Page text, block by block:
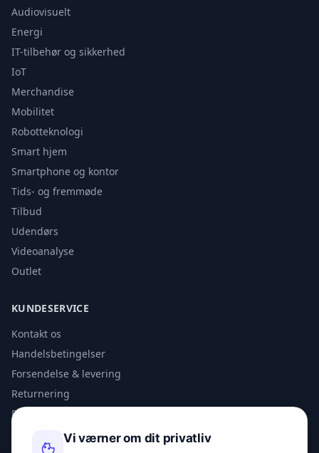
Audiovisuelt
Energi
IT-tilbehør og sikkerhed
IoT
Merchandise
Mobilitet
Robotteknologi
Smart hjem
Smartphone og kontor
Tids- og fremmøde
Tilbud
Udendørs
Videoanalyse
Outlet
KUNDESERVICE
Kontakt os
Handelsbetingelser
Forsendelse & levering
Returnering
Privatlivspolitik
Vi værner om dit privatliv